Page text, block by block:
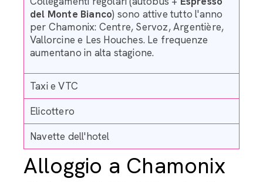
del Monte Bianco) sono attive tutto l'anno
per Chamonix: Centre, Servoz, Argentière,
Vallorcine e Les Houches. Le frequenze
aumentano in alta stagione.
Taxi e VTC
Elicottero
Navette dell'hotel
Alloggio a Chamonix